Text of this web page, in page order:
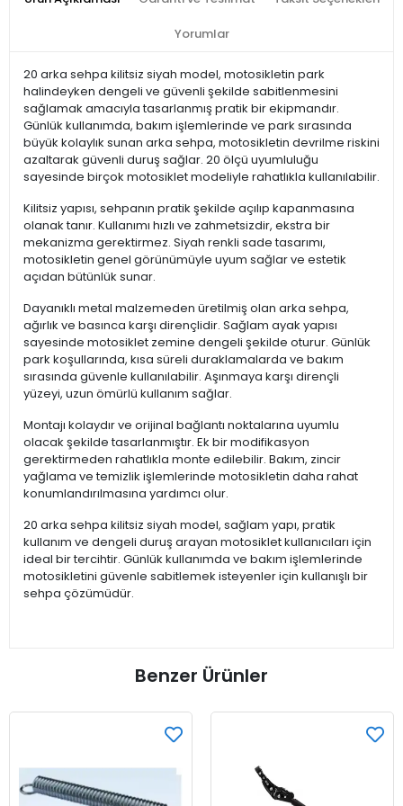
Yorumlar
20 arka sehpa kilitsiz siyah model, motosikletin park
halindeyken dengeli ve güvenli şekilde sabitlenmesini
sağlamak amacıyla tasarlanmış pratik bir ekipmandır.
Günlük kullanımda, bakım işlemlerinde ve park sırasında
büyük kolaylık sunan arka sehpa, motosikletin devrilme riskini
azaltarak güvenli duruş sağlar. 20 ölçü uyumluluğu
sayesinde birçok motosiklet modeliyle rahatlıkla kullanılabilir.
Kilitsiz yapısı, sehpanın pratik şekilde açılıp kapanmasına
olanak tanır. Kullanımı hızlı ve zahmetsizdir, ekstra bir
mekanizma gerektirmez. Siyah renkli sade tasarımı,
motosikletin genel görünümüyle uyum sağlar ve estetik
açıdan bütünlük sunar.
Dayanıklı metal malzemeden üretilmiş olan arka sehpa,
ağırlık ve basınca karşı dirençlidir. Sağlam ayak yapısı
sayesinde motosiklet zemine dengeli şekilde oturur. Günlük
park koşullarında, kısa süreli duraklamalarda ve bakım
sırasında güvenle kullanılabilir. Aşınmaya karşı dirençli
yüzeyi, uzun ömürlü kullanım sağlar.
Montajı kolaydır ve orijinal bağlantı noktalarına uyumlu
olacak şekilde tasarlanmıştır. Ek bir modifikasyon
gerektirmeden rahatlıkla monte edilebilir. Bakım, zincir
yağlama ve temizlik işlemlerinde motosikletin daha rahat
konumlandırılmasına yardımcı olur.
20 arka sehpa kilitsiz siyah model, sağlam yapı, pratik
kullanım ve dengeli duruş arayan motosiklet kullanıcıları için
ideal bir tercihtir. Günlük kullanımda ve bakım işlemlerinde
motosikletini güvenle sabitlemek isteyenler için kullanışlı bir
sehpa çözümüdür.
Benzer Ürünler